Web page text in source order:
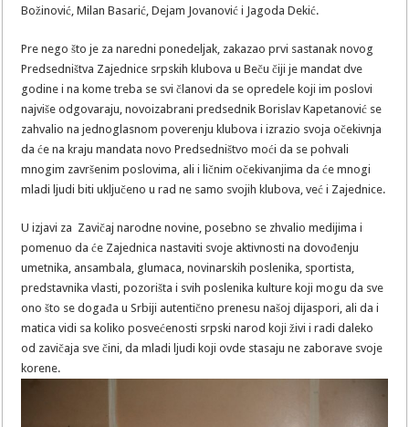
Božinović, Milan Basarić, Dejam Jovanović i Jagoda Dekić.
Pre nego što je za naredni ponedeljak, zakazao prvi sastanak novog
Predsedništva Zajednice srpskih klubova u Beču čiji je mandat dve
godine i na kome treba se svi članovi da se opredele koji im poslovi
najviše odgovaraju, novoizabrani predsednik Borislav Kapetanović se
zahvalio na jednoglasnom poverenju klubova i izrazio svoja očekivnja
da će na kraju mandata novo Predsedništvo moći da se pohvali
mnogim završenim poslovima, ali i ličnim očekivanjima da će mnogi
mladi ljudi biti uključeno u rad ne samo svojih klubova, već i Zajednice.
U izjavi za Zavičaj narodne novine, posebno se zhvalio medijima i
pomenuo da će Zajednica nastaviti svoje aktivnosti na dovođenju
umetnika, ansambala, glumaca, novinarskih poslenika, sportista,
predstavnika vlasti, pozorišta i svih poslenika kulture koji mogu da sve
ono što se događa u Srbiji autentično prenesu našoj dijaspori, ali da i
matica vidi sa koliko posvećenosti srpski narod koji živi i radi daleko
od zavičaja sve čini, da mladi ljudi koji ovde stasaju ne zaborave svoje
korene.